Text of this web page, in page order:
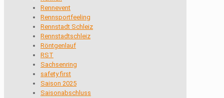
Rennevent
Rennsportfeeling
Rennstadt Schleiz
Rennstadtschleiz
Röntgenlauf
RST
Sachsenring
safety first
Saison 2025
Saisonabschluss